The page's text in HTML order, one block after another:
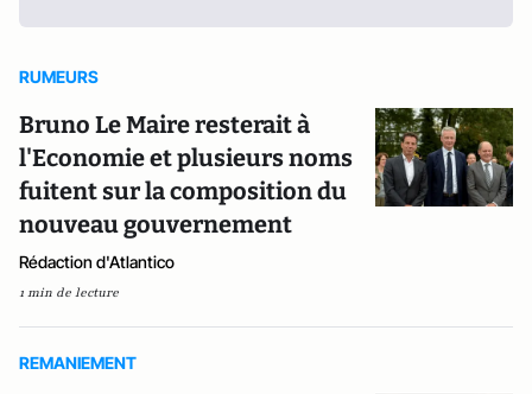
RUMEURS
Bruno Le Maire resterait à
l'Economie et plusieurs noms
fuitent sur la composition du
nouveau gouvernement
Rédaction d'Atlantico
1 min de lecture
REMANIEMENT